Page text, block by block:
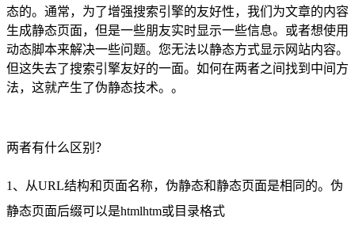
态的。通常，为了增强搜索引擎的友好性，我们为文章的内容
生成静态页面，但是一些朋友实时显示一些信息。或者想使用
动态脚本来解决一些问题。您无法以静态方式显示网站内容。
但这失去了搜索引擎友好的一面。如何在两者之间找到中间方
法，这就产生了伪静态技术。。
两者有什么区别？
1、从URL结构和页面名称，伪静态和静态页面是相同的。伪
静态页面后缀可以是htmlhtm或目录格式